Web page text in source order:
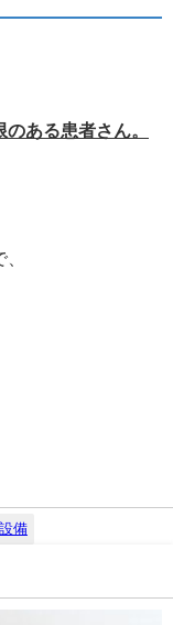
ある患者さん。
備